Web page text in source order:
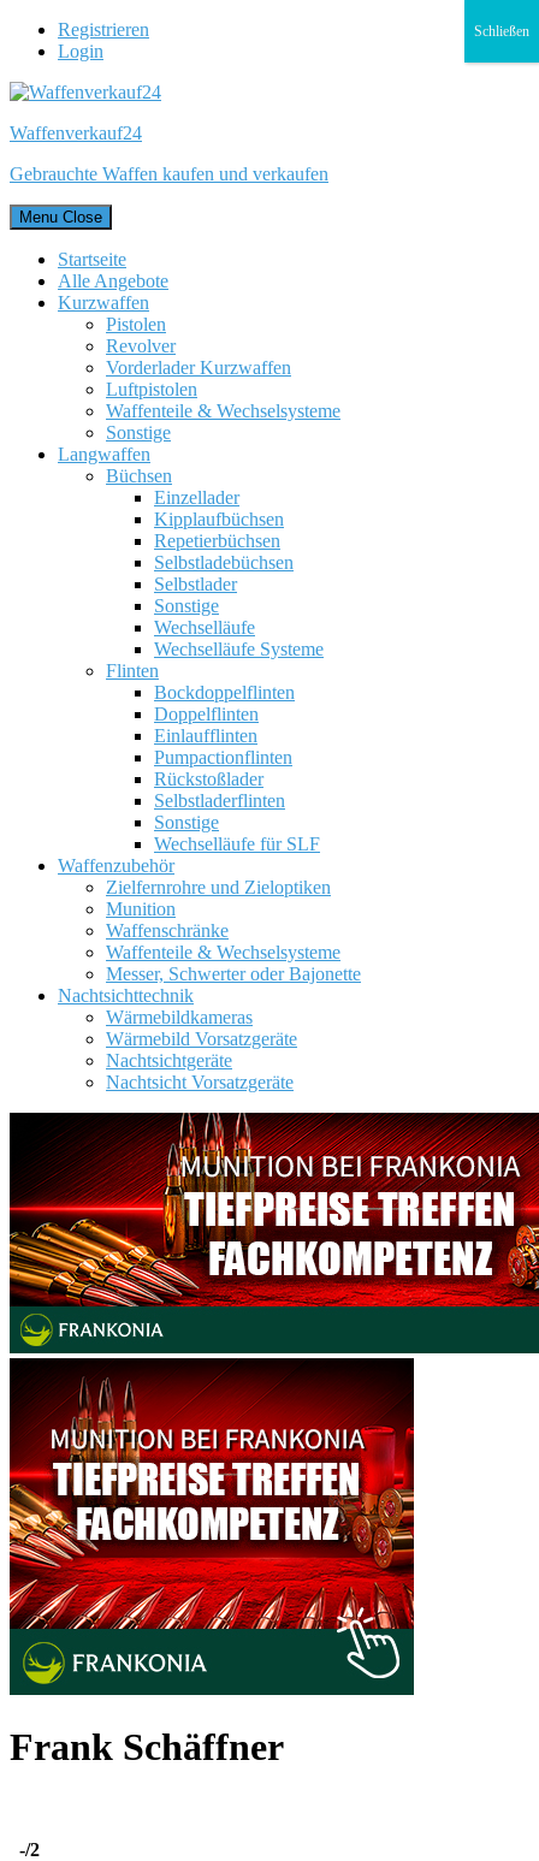
Registrieren
Login
Waffenverkauf24
Gebrauchte Waffen kaufen und verkaufen
Menu Close
Startseite
Alle Angebote
Kurzwaffen
Pistolen
Revolver
Vorderlader Kurzwaffen
Luftpistolen
Waffenteile & Wechselsysteme
Sonstige
Langwaffen
Büchsen
Einzellader
Kipplaufbüchsen
Repetierbüchsen
Selbstladebüchsen
Selbstlader
Sonstige
Wechselläufe
Wechselläufe Systeme
Flinten
Bockdoppelflinten
Doppelflinten
Einlaufflinten
Pumpactionflinten
Rückstoßlader
Selbstladerflinten
Sonstige
Wechselläufe für SLF
Waffenzubehör
Zielfernrohre und Zieloptiken
Munition
Waffenschränke
Waffenteile & Wechselsysteme
Messer, Schwerter oder Bajonette
Nachtsichttechnik
Wärmebildkameras
Wärmebild Vorsatzgeräte
Nachtsichtgeräte
Nachtsicht Vorsatzgeräte
Frank Schäffner
-/2
Schließen